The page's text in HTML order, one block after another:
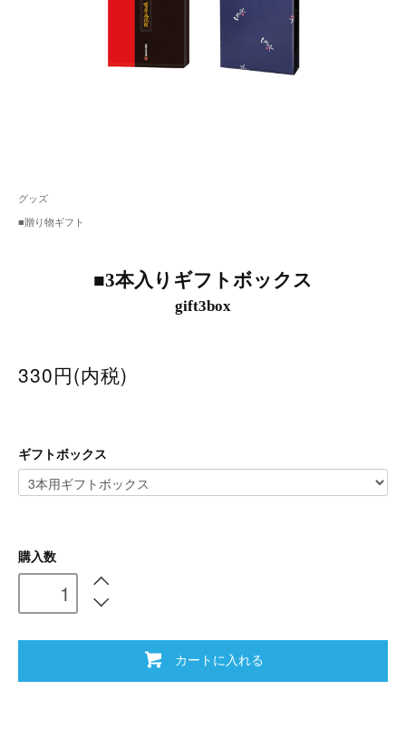
グッズ
■贈り物ギフト
■3本入りギフトボックス
gift3box
330円(内税)
ギフトボックス
購入数
カートに入れる